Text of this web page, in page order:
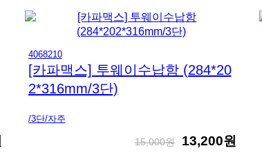
4068210
[카파맥스] 투웨이수납함 (284*20
2*316mm/3단)
/3단/자주
15,000원 13,200원